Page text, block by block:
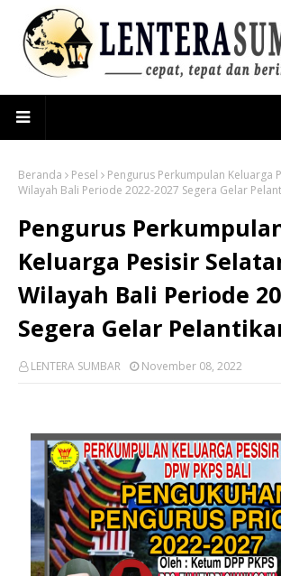
Beranda Pesel
Pengurus Perkumpulan Keluarga
Wilayah Bali Periode 2022-2027 Segera Gelar
Pengurus
Keluarga Pesisir
Wilayah Bali Periode
Segera Gelar
LENTERA SUMBAR November 08, 2022